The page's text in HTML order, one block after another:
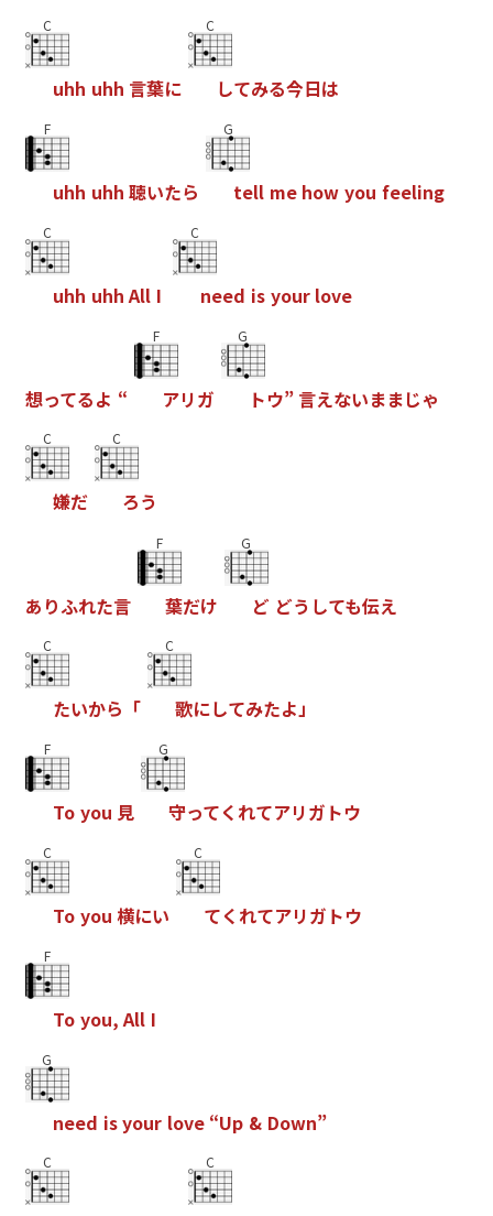
C
uhh uhh 言葉に
C
してみる今日は
F
uhh uhh 聴いたら
G
tell me how you feeling
C
uhh uhh All I
C
need is your love
想ってるよ “
F
アリガ
G
トウ” 言えないままじゃ
C
嫌だ
C
ろう
あ りふれた言
F
葉だけ
G
ど どう しても伝え
C
たいから 「
C
歌にしてみたよ」
F
To you 見
G
守ってく れてアリガ トウ
C
To you 横にい
C
てく れてアリガ トウ
F
To you, All I
G
need isyour love “Up & Down”
C C